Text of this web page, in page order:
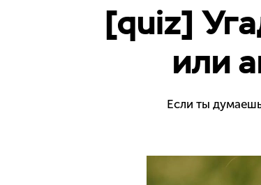
[quiz]
или
Если ты